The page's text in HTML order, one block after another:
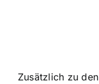
Zusätzlich zu